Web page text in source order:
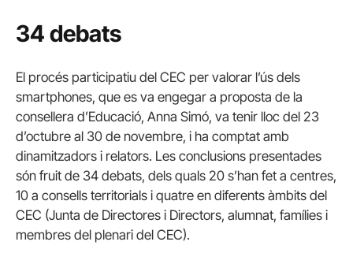
34 debats
El procés participatiu del CEC per valorar l’ús dels
smartphones, que es va engegar a proposta de la
consellera d’Educació, Anna Simó, va tenir lloc del 23
d’octubre al 30 de novembre, i ha comptat amb
dinamitzadors i relators. Les conclusions presentades
són fruit de 34 debats, dels quals 20 s’han fet a centres,
10 a consells territorials i quatre en diferents àmbits del
CEC (Junta de Directores i Directors, alumnat, famílies i
membres del plenari del CEC).